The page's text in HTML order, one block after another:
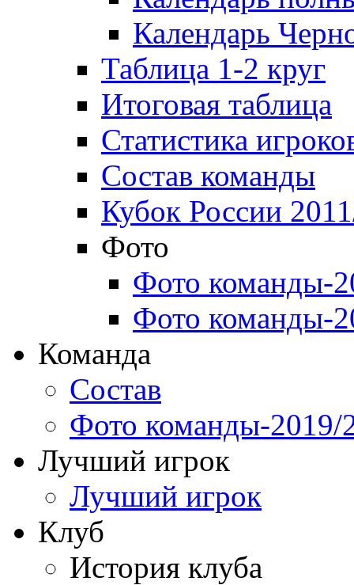
Календарь
Таблица 1-2 круг
Итоговая таблица
Статистика
Состав команды
Кубок России
Фото
Фото команды-
Фото команды-
Команда
Состав
Фото команды-2019/
Лучший игрок
Лучший игрок
Клуб
История клуба